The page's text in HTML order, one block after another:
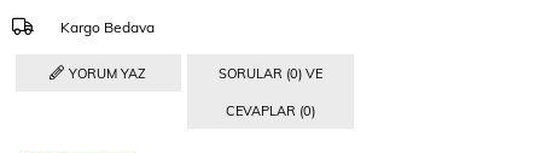
Kargo Bedava
YORUM YAZ SORULAR (0) VE
CEVAPLAR (0)